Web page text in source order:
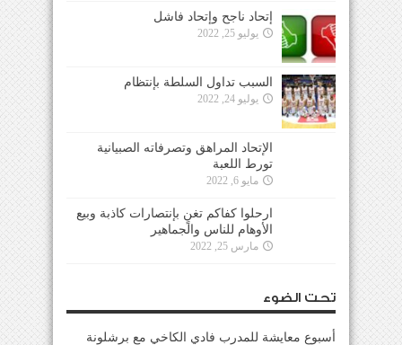
إتحاد ناجح وإتحاد فاشل
يوليو 25, 2022
السبب تداول السلطة بإنتظام
يوليو 24, 2022
الإتحاد المراهق وتصرفاته الصبيانية
تورط اللعبة
مايو 6, 2022
ارحلوا كفاكم تغنٍ بإنتصارات كاذبة وبيع
الأوهام للناس والجماهير
مارس 25, 2022
تحت الضوء
أسبوع معايشة للمدرب فادي الكاخي مع برشلونة